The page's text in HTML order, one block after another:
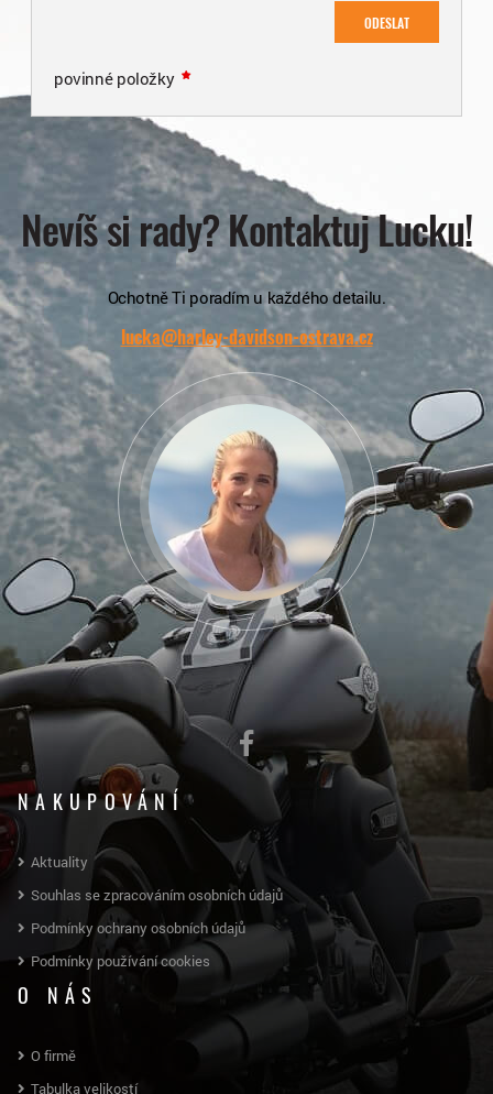
ODESLAT
povinné položky
Nevíš si rady? Kontaktuj Lucku!
Ochotně Ti poradím u každého detailu.
lucka@harley-davidson-ostrava.cz
NAKUPOVÁNÍ
Aktuality
Souhlas se zpracováním osobních údajů
Podmínky ochrany osobních údajů
Podmínky používání cookies
O NÁS
O firmě
Tabulka velikostí